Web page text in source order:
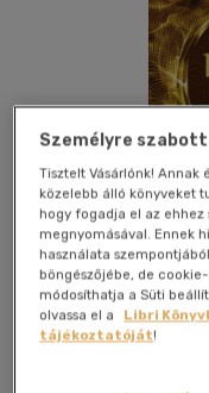
Beleolvasok
Személyre
Tisztelt Vásárlónk! Annak
közelebb álló könyveket
hogy fogadja el az ehhez
megnyomásával. Ennek
használata
böngészőjébe, de
módosíthatja a Süti
olvassa el a
Libri
tájékoztatóját!